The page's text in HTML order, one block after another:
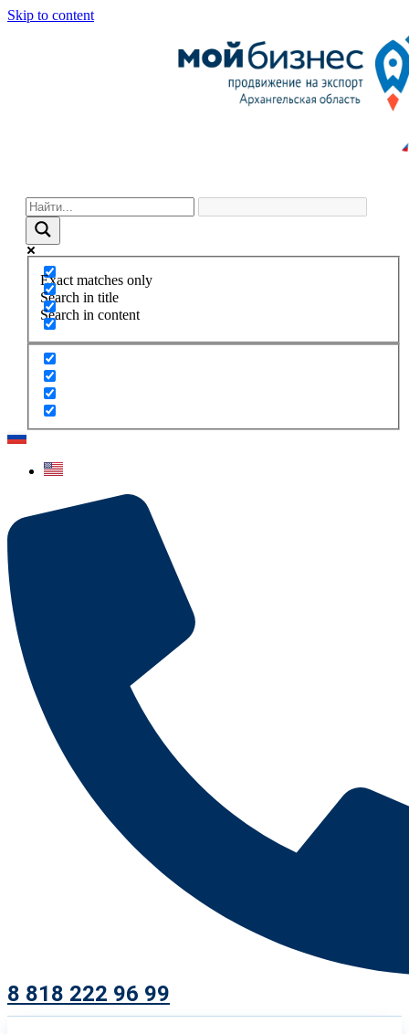
Skip to content
Exact matches only
Search in title
Search in content
8 818 222 96 99​